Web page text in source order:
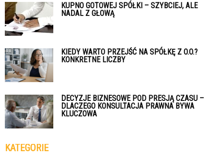
KUPNO GOTOWEJ SPÓŁKI – SZYBCIEJ, ALE
NADAL Z GŁOWĄ
KIEDY WARTO PRZEJŚĆ NA SPÓŁKĘ Z O.O.?
KONKRETNE LICZBY
DECYZJE BIZNESOWE POD PRESJĄ CZASU –
DLACZEGO KONSULTACJA PRAWNA BYWA
KLUCZOWA
KATEGORIE